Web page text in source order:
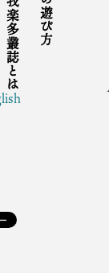
東方我楽多叢誌とは